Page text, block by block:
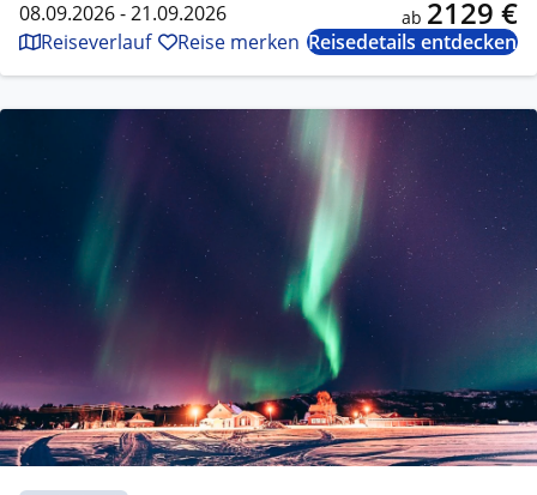
08.09.2026 - 21.09.2026 ab 2129 €
Reiseverlauf Reise merken Reisedetails entdecken